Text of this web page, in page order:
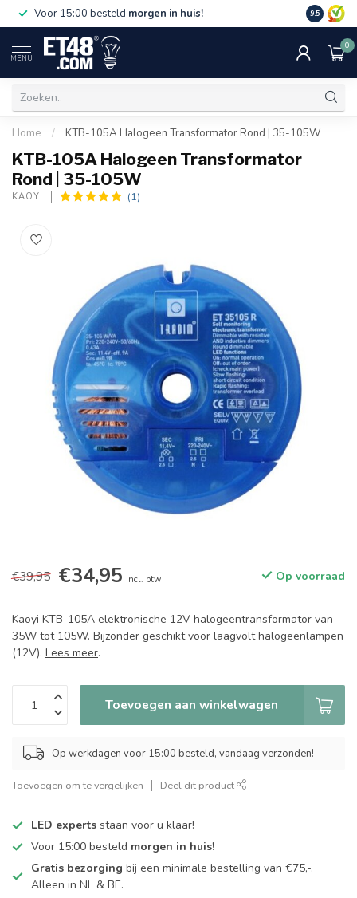
Voor 15:00 besteld morgen in huis! Gratis
€75,-.
9.5
MENU
0
Home / KTB-105A Halogeen Transformator Rond | 35-105W
KTB-105A Halogeen Transformator
Rond | 35-105W
KAOYI (1)
€39,95 €34,95 Incl. btw Op voorraad
Kaoyi KTB-105A elektronische 12V halogeentransformator van
35W tot 105W. Bijzonder geschikt voor laagvolt halogeenlampen
(12V). Lees meer.
Toevoegen aan winkelwagen
Op werkdagen voor 15:00 besteld, vandaag verzonden!
Toevoegen om te vergelijken Deel dit product
LED experts staan voor u klaar!
Voor 15:00 besteld morgen in huis!
Gratis bezorging bij een minimale bestelling van €75,-.
Alleen in NL & BE.